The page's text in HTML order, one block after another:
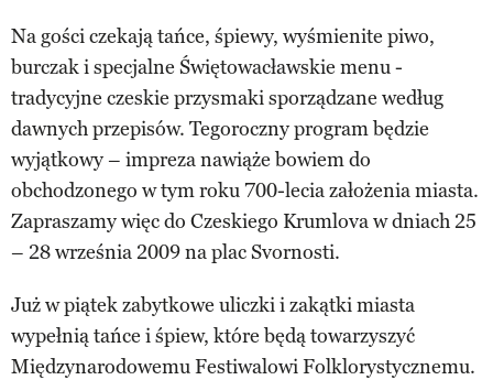
Na gości czekają tańce, śpiewy, wyśmienite piwo,
burczak i specjalne Świętowacławskie menu -
tradycyjne czeskie przysmaki sporządzane według
dawnych przepisów. Tegoroczny program będzie
wyjątkowy – impreza nawiąże bowiem do
obchodzonego w tym roku 700-lecia założenia miasta.
Zapraszamy więc do Czeskiego Krumlova w dniach 25
– 28 września 2009 na plac Svornosti.
Już w piątek zabytkowe uliczki i zakątki miasta
wypełnią tańce i śpiew, które będą towarzyszyć
Międzynarodowemu Festiwalowi Folklorystycznemu.